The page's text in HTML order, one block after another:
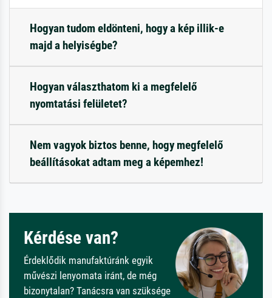
Hogyan tudom eldönteni, hogy a kép illik-e
majd a helyiségbe?
Hogyan választhatom ki a megfelelő
nyomtatási felületet?
Nem vagyok biztos benne, hogy megfelelő
beállításokat adtam meg a képemhez!
Kérdése van?
Érdeklődik manufaktúránk egyik
művészi lenyomata iránt, de még
bizonytalan? Tanácsra van szüksége